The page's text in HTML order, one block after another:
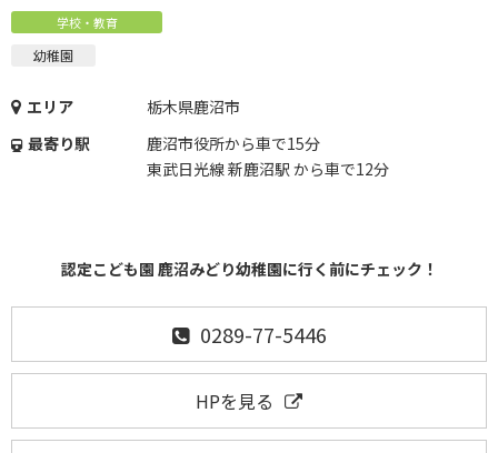
学校・教育
幼稚園
エリア
栃木県鹿沼市
最寄り駅
鹿沼市役所から車で15分
東武日光線 新鹿沼駅 から車で12分
認定こども園 鹿沼みどり幼稚園に行く前にチェック！
0289-77-5446
HPを見る